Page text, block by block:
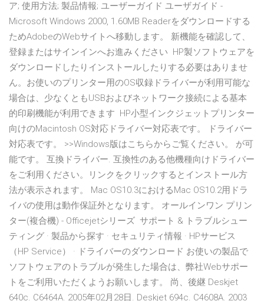
ア; 使用方法; 製品情報; ユーザーガイド ユーザガイド -
Microsoft Windows 2000, 1.60MB Readerをダウンロードする
ためAdobeのWebサイトへ移動します。 新機能を確認して、
登録またはサインインへお進みください HP製ソフトウェアを
ダウンロードしたりインストールしたりする必要はありませ
ん。お使いのプリンター用のOS収録ドライバーが利用可能な
場合は、少なくともUSBおよびネットワーク接続による基本
的印刷機能が利用できます HP小型インクジェットプリンター
向けのMacintosh OS対応ドライバー対応表です。 ドライバー
対応表です。 >>Windows版はこちらからご覧ください。 が可
能です。 互換ドライバー. 互換性のある他機種向けドライバー
をご利用ください。リンクをクリックするとインストール方
法が表示されます。 Mac OS10.3におけるMac OS10.2用ドラ
イバの使用は動作保証外となります。 オールインワン プリン
ター(複合機) - Officejetシリーズ サポート & トラブルシュー
ティング · 製品から探す · セキュリティ情報 · HPサービス
（HP Service） · ドライバーのダウンロード お使いの製品で
ソフトウェアのトラブルが発生した場合は、弊社Webサポー
トをご利用いただくようお願いします。 尚、後継 Deskjet
640c. C6464A. 2005年02月28日. Deskjet 694c. C4608A. 2003